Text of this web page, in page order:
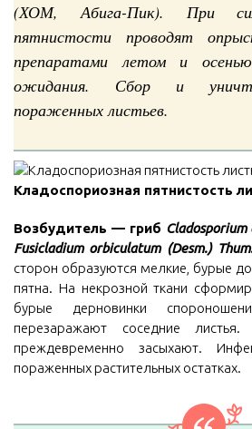
(ХОМ, Абига-Пик). При
пятнистости проводят
препаратами летом и
ожидания. Сбор и
пораженных листьев.
Кладоспориозная пятнистость
Возбудитель — гриб Cladosporium
Fusicladium orbiculatum (Desm.)
сторон образуются мелкие, бурые
пятна. На некрозной ткани
бурые дерновинки
перезаражают соседние
преждевременно засыхают.
пораженных растительных остатках.